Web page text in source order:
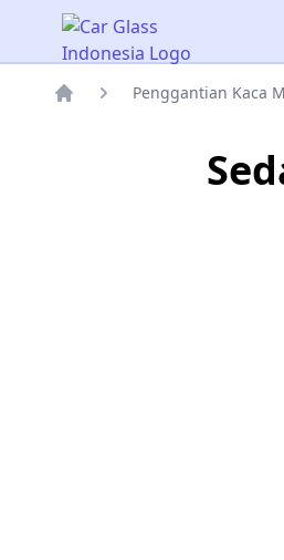
Car Glass Indonesia
Penggantian Kaca